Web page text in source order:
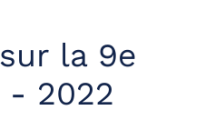
la 9e
2022